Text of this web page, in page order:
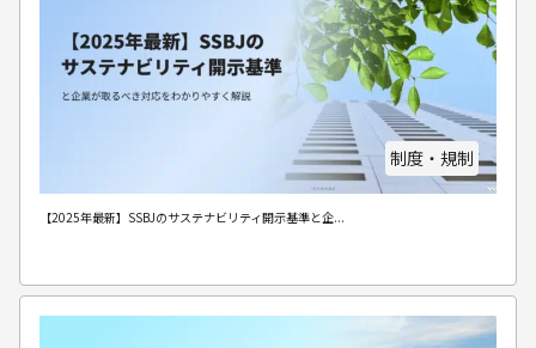
制度・規制
【2025年最新】SSBJのサステナビリティ開示基準と企...